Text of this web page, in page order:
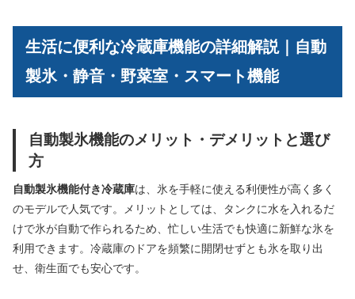
生活に便利な冷蔵庫機能の詳細解説｜自動
製氷・静音・野菜室・スマート機能
自動製氷機能のメリット・デメリットと選び
方
自動製氷機能付き冷蔵庫は、氷を手軽に使える利便性が高く多く
のモデルで人気です。メリットとしては、タンクに水を入れるだ
けで氷が自動で作られるため、忙しい生活でも快適に新鮮な氷を
利用できます。冷蔵庫のドアを頻繁に開閉せずとも氷を取り出
せ、衛生面でも安心です。